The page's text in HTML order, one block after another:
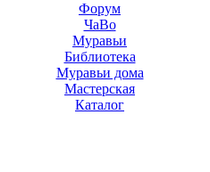
Форум
ЧаВо
Муравьи
Библиотека
Муравьи дома
Мастерская
Каталог